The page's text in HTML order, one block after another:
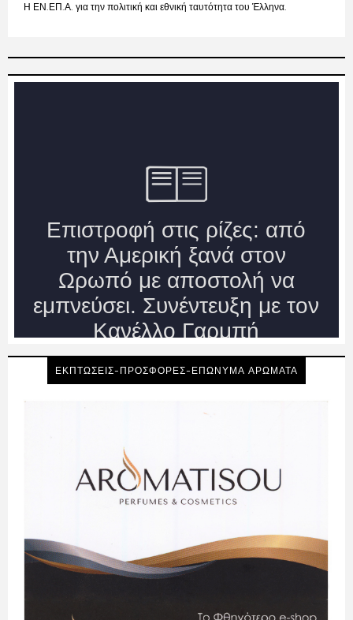
Η ΕΝ.ΕΠ.Α. για την πολιτική και εθνική ταυτότητα του Έλληνα.
ΕΚΠΤΩΣΕΙΣ-ΠΡΟΣΦΟΡΕΣ-ΕΠΩΝΥΜΑ ΑΡΩΜΑΤΑ